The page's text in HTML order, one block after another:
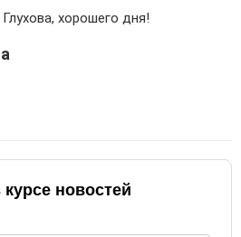
хорошего дня!
новостей